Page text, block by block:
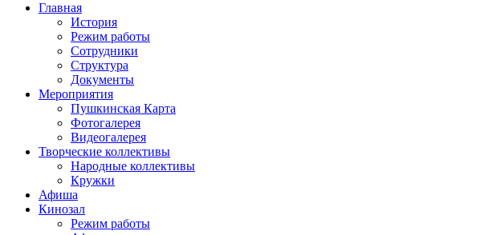
Главная
История
Режим работы
Сотрудники
Структура
Документы
Мероприятия
Пушкинская Карта
Фотогалерея
Видеогалерея
Творческие коллективы
Народные коллективы
Кружки
Афиша
Кинозал
Режим работы